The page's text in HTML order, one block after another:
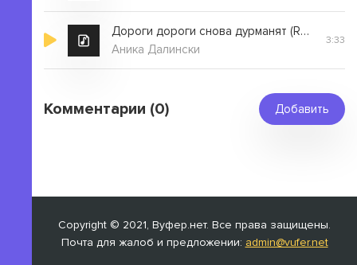
Дороги дороги снова дурманят (Remix)
Аника Далински
3:33
Комментарии (0) Добавить
Copyright © 2021, Вуфер.нет. Все права защищены.
Почта для жалоб и предложении: admin@vufer.net